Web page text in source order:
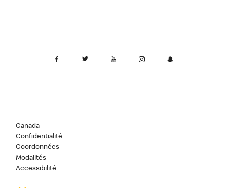
Canada
Confidentialité
Coordonnées
Modalités
Accessibilité